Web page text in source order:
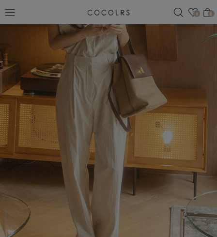
관심
0 0
검색